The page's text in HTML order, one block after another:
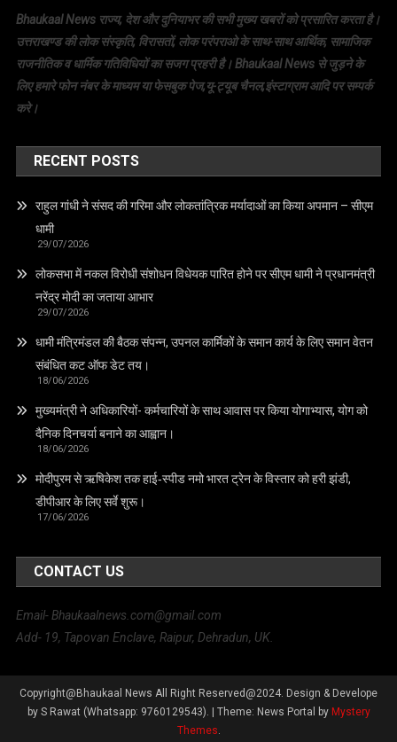
Bhaukaal News राज्य, देश और दुनियाभर की सभी मुख्य खबरों को प्रसारित करता है।
उत्तराखण्ड की लोक संस्कृति, विरासतों, लोक परंपराओ के साथ-साथ आर्थिक, सामाजिक
राजनीतिक व धार्मिक गतिविधियों का सजग प्रहरी है। Bhaukaal News से जुड़ने के
लिए हमारे फोन नंबर के माध्यम या फेसबुक पेज,यू-ट्यूब चैनल,इंस्टाग्राम आदि पर सम्पर्क
करे।
RECENT POSTS
राहुल गांधी ने संसद की गरिमा और लोकतांत्रिक मर्यादाओं का किया अपमान – सीएम
धामी
29/07/2026
लोकसभा में नकल विरोधी संशोधन विधेयक पारित होने पर सीएम धामी ने प्रधानमंत्री
नरेंद्र मोदी का जताया आभार
29/07/2026
धामी मंत्रिमंडल की बैठक संपन्न, उपनल कार्मिकों के समान कार्य के लिए समान वेतन
संबंधित कट ऑफ डेट तय।
18/06/2026
मुख्यमंत्री ने अधिकारियों- कर्मचारियों के साथ आवास पर किया योगाभ्यास, योग को
दैनिक दिनचर्या बनाने का आह्वान।
18/06/2026
मोदीपुरम से ऋषिकेश तक हाई‑स्पीड नमो भारत ट्रेन के विस्तार को हरी झंडी,
डीपीआर के लिए सर्वे शुरू।
17/06/2026
CONTACT US
Email- Bhaukaalnews.com@gmail.com
Add- 19, Tapovan Enclave, Raipur, Dehradun, UK.
Copyright@Bhaukaal News All Right Reserved@2024. Design & Develope
by S Rawat (Whatsapp: 9760129543). | Theme: News Portal by Mystery
Themes.